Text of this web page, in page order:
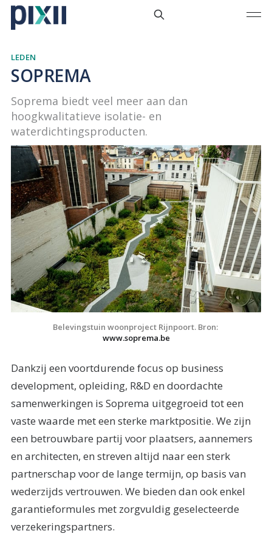
LEDEN
SOPREMA
Soprema biedt veel meer aan dan
hoogkwalitatieve isolatie- en
waterdichtingsproducten.
Belevingstuin woonproject Rijnpoort. Bron:
www.soprema.be
Dankzij een voortdurende focus op business
development, opleiding, R&D en doordachte
samenwerkingen is Soprema uitgegroeid tot een
vaste waarde met een sterke marktpositie. We zijn
een betrouwbare partij voor plaatsers, aannemers
en architecten, en streven altijd naar een sterk
partnerschap voor de lange termijn, op basis van
wederzijds vertrouwen. We bieden dan ook enkel
garantieformules met zorgvuldig geselecteerde
verzekeringspartners.